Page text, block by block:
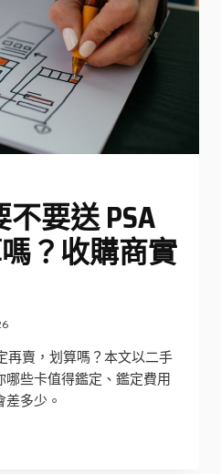
不要送 PSA
？收購商實
再賣，划算嗎？本文以二手
些卡值得鑑定、鑑定費用
多少。